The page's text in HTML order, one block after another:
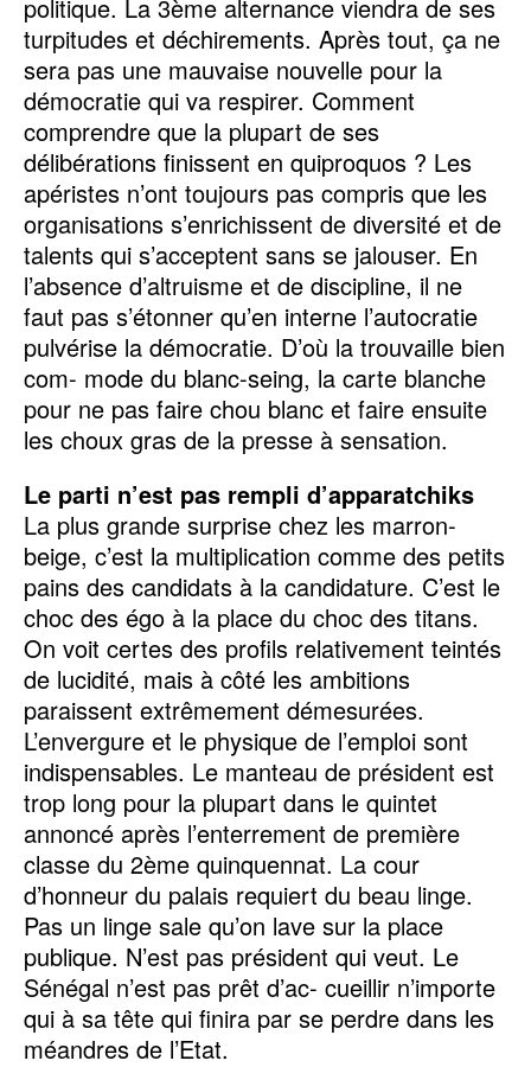
politique. La 3ème alternance viendra de ses
turpitudes et déchirements. Après tout, ça ne
sera pas une mauvaise nouvelle pour la
démocratie qui va respirer. Comment
comprendre que la plupart de ses
délibérations finissent en quiproquos ? Les
apéristes n’ont toujours pas compris que les
organisations s’enrichissent de diversité et de
talents qui s’acceptent sans se jalouser. En
l’absence d’altruisme et de discipline, il ne
faut pas s’étonner qu’en interne l’autocratie
pulvérise la démocratie. D’où la trouvaille bien
com- mode du blanc-seing, la carte blanche
pour ne pas faire chou blanc et faire ensuite
les choux gras de la presse à sensation.
Le parti n’est pas rempli d’apparatchiks
La plus grande surprise chez les marron-
beige, c’est la multiplication comme des petits
pains des candidats à la candidature. C’est le
choc des égo à la place du choc des titans.
On voit certes des profils relativement teintés
de lucidité, mais à côté les ambitions
paraissent extrêmement démesurées.
L’envergure et le physique de l’emploi sont
indispensables. Le manteau de président est
trop long pour la plupart dans le quintet
annoncé après l’enterrement de première
classe du 2ème quinquennat. La cour
d’honneur du palais requiert du beau linge.
Pas un linge sale qu’on lave sur la place
publique. N’est pas président qui veut. Le
Sénégal n’est pas prêt d’ac- cueillir n’importe
qui à sa tête qui finira par se perdre dans les
méandres de l’Etat.